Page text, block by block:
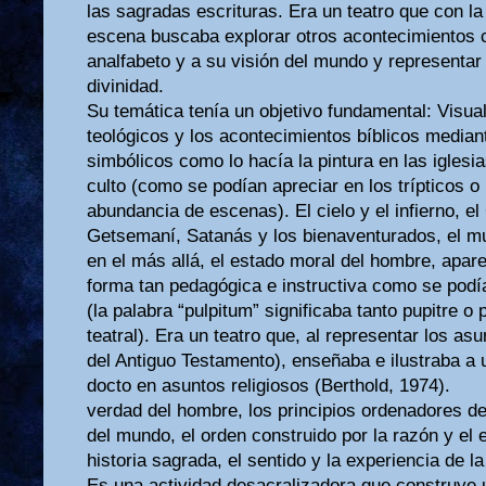
las sagradas escrituras. Era un teatro que con
escena buscaba explorar otros acontecimientos
analfabeto y a su visión del mundo y
divinidad.
Su temática tenía un objetivo fundamental:
teológicos y los acontecimientos bíblicos
simbólicos como lo hacía la pintura en las
culto (como se podían apreciar en los trípticos
abundancia de escenas). El cielo y el infierno,
Getsemaní, Satanás y los bienaventurados, el
en el más allá, el estado moral del hombre,
forma tan pedagógica e instructiva como se
(la palabra “pulpitum” significaba tanto pupitre o
teatral). Era un teatro que, al representar los
del Antiguo Testamento), enseñaba e ilustraba a
docto en asuntos religiosos (Berthold, 1974).
verdad del hombre, los principios ordenadores
del mundo, el orden construido por la razón y el
historia sagrada, el sentido y la experiencia de